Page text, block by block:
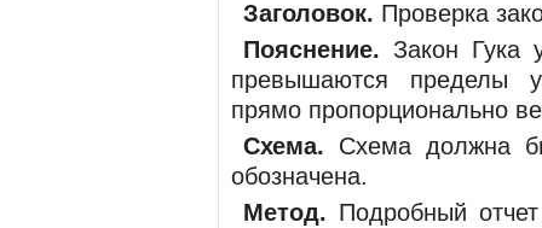
Заголовок. Проверка
Пояснение. Закон Гука
превыша­ются пределы
прямо пропорционально
Схема. Схема должна
обозначена.
Метод. Подробный